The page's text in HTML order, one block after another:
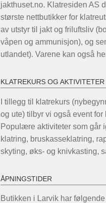
jakthuset.no. Klatresiden AS
største nettbutikker for
av utstyr til jakt og friluftsliv
våpen og ammunisjon), og
utlandet). Varene kan også
KLATREKURS OG AKTIVITETER
I tillegg til klatrekurs
og ute) tilbyr vi også event
Populære aktiviteter som går
klatring, bruskasseklatring,
skyting, øks- og knivkasting,
ÅPNINGSTIDER
Butikken i Larvik har